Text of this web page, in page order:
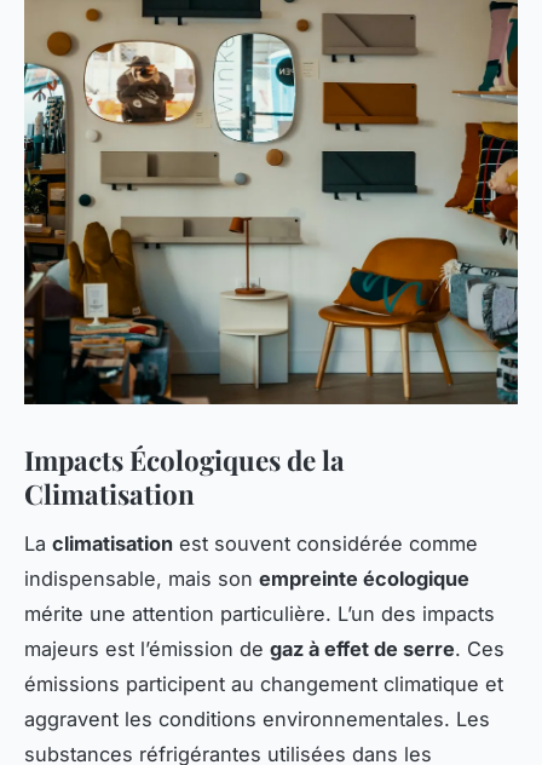
Impacts Écologiques de la
Climatisation
La climatisation est souvent considérée comme
indispensable, mais son empreinte écologique
mérite une attention particulière. L’un des impacts
majeurs est l’émission de gaz à effet de serre. Ces
émissions participent au changement climatique et
aggravent les conditions environnementales. Les
substances réfrigérantes utilisées dans les